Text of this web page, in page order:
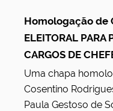
Homologação de
ELEITORAL PARA
CARGOS DE
Uma chapa
Cosentino
Paula Gestoso de